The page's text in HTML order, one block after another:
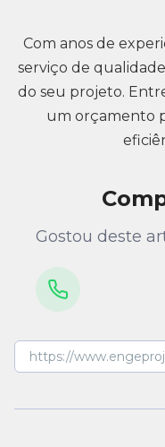
Com anos de
serviço de
do seu projeto.
um orçamento
Gostou deste